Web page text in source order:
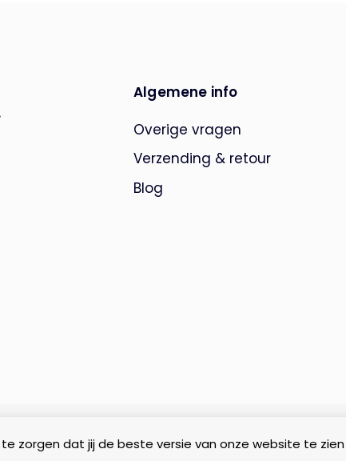
zorgen dat jij de beste versie van onze website te zien
Algemene info
Overige vragen
Verzending & retour
Blog